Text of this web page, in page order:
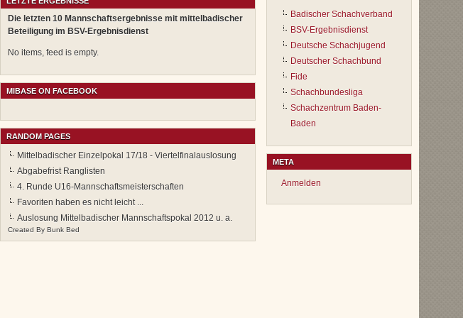
Die letzten 10 Mannschaftsergebnisse mit mittelbadischer
Beteiligung im BSV-Ergebnisdienst
No items, feed is empty.
MIBASE ON FACEBOOK
RANDOM PAGES
Mittelbadischer Einzelpokal 17/18 - Viertelfinalauslosung
Abgabefrist Ranglisten
4. Runde U16-Mannschaftsmeisterschaften
Favoriten haben es nicht leicht ...
Auslosung Mittelbadischer Mannschaftspokal 2012 u. a.
Created By Bunk Bed
Badischer Schachverband
BSV-Ergebnisdienst
Deutsche Schachjugend
Deutscher Schachbund
Fide
Schachbundesliga
Schachzentrum Baden-
Baden
META
Anmelden